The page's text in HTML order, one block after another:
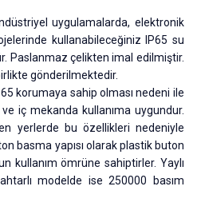
uygulamalarda, elektronik
kullanabileceğiniz IP65 su
Paslanmaz çelikten imal edilmiştir.
gönderilmektedir.
korumaya sahip olması nedeni ile
iç mekanda kullanıma uygundur.
yerlerde bu özellikleri nedeniyle
basma yapısı olarak plastik buton
kullanım ömrüne sahiptirler. Yaylı
modelde ise 250000 basım